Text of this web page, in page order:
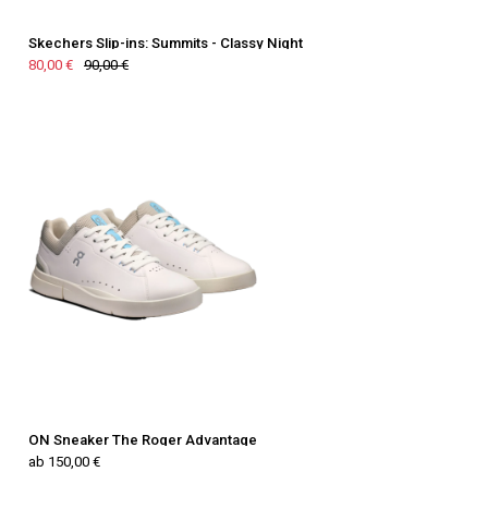
Skechers Slip-ins: Summits - Classy Night
80,00 €
90,00 €
ON Sneaker The Roger Advantage
ab 150,00 €